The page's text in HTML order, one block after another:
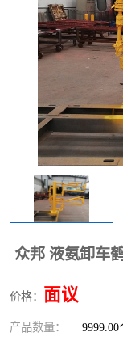
众邦 液氨卸车
价格： 面议
产品数量： 9999.00